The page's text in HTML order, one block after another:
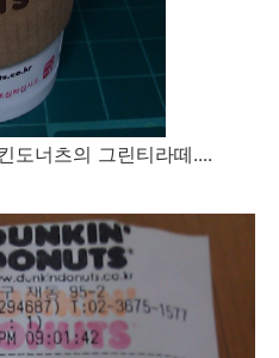
도너츠의 그린티라떼....